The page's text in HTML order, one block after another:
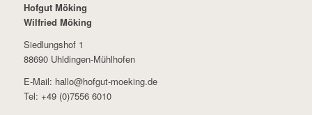
Hofgut Möking
Wilfried Möking
Siedlungshof 1
88690 Uhldingen-Mühlhofen
E-Mail: hallo@hofgut-moeking.de
Tel: +49 (0)7556 6010